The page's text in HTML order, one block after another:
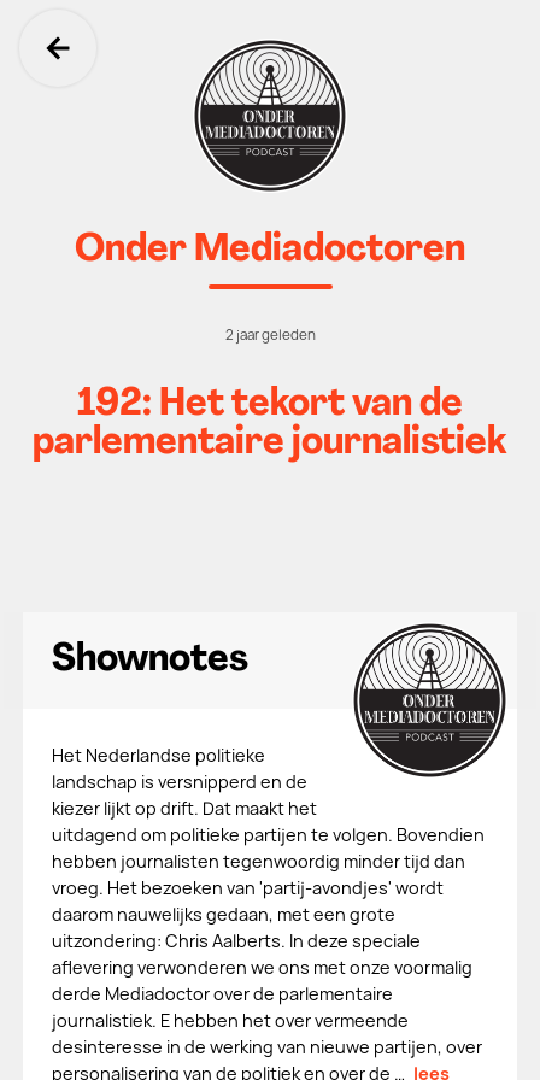
Ga terug
Onder Mediadoctoren
2 jaar geleden
192: Het tekort van de
parlementaire journalistiek
Shownotes
Het Nederlandse politieke
landschap is versnipperd en de
kiezer lijkt op drift. Dat maakt het
uitdagend om politieke partijen te volgen. Bovendien
hebben journalisten tegenwoordig minder tijd dan
vroeg. Het bezoeken van 'partij-avondjes' wordt
daarom nauwelijks gedaan, met een grote
uitzondering: Chris Aalberts. In deze speciale
aflevering verwonderen we ons met onze voormalig
derde Mediadoctor over de parlementaire
journalistiek. E hebben het over vermeende
desinteresse in de werking van nieuwe partijen, over
personalisering van de politiek en over de … lees